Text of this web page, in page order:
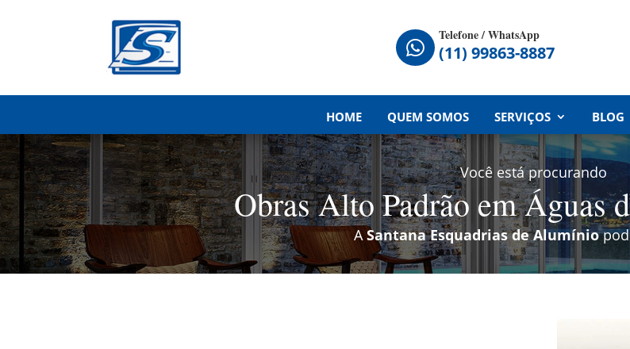

Telefone / WhatsApp
(11) 99863-8887
HOME QUEM SOMOS SERVIÇOS BLOG
Você está procurando
Obras Alto Padrão em Águas
ASantana Esquadrias de Alumínio